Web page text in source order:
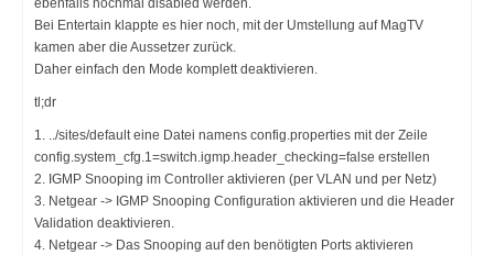
ebenfalls nochmal disabled werden.
Bei Entertain klappte es hier noch, mit der Umstellung auf MagTV
kamen aber die Aussetzer zurück.
Daher einfach den Mode komplett deaktivieren.
tl;dr
1. ../sites/default eine Datei namens config.properties mit der Zeile
config.system_cfg.1=switch.igmp.header_checking=false erstellen
2. IGMP Snooping im Controller aktivieren (per VLAN und per Netz)
3. Netgear -> IGMP Snooping Configuration aktivieren und die Header
Validation deaktivieren.
4. Netgear -> Das Snooping auf den benötigten Ports aktivieren